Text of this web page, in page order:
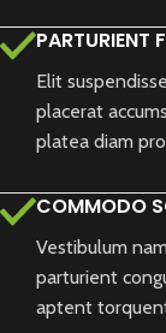
PARTURIENT
Elit
placerat
platea diam
COMMODO
Vestibulum
parturient
aptent